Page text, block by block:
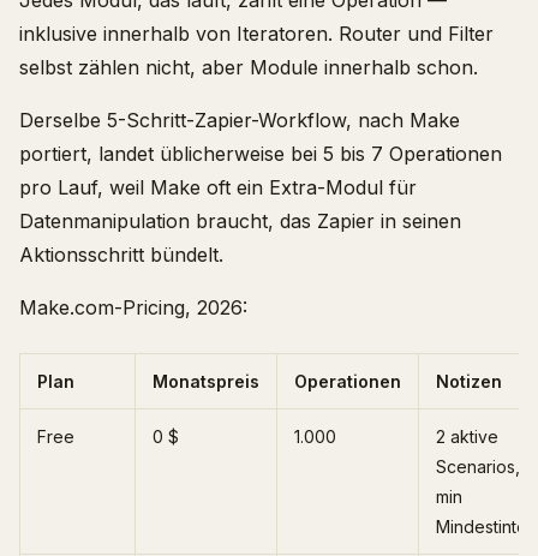
inklusive innerhalb von Iteratoren. Router und Filter
selbst zählen nicht, aber Module innerhalb schon.
Derselbe 5-Schritt-Zapier-Workflow, nach Make
portiert, landet üblicherweise bei 5 bis 7 Operationen
pro Lauf, weil Make oft ein Extra-Modul für
Datenmanipulation braucht, das Zapier in seinen
Aktionsschritt bündelt.
Make.com-Pricing, 2026:
Plan Monatspreis Operationen Notizen
Free 0 $ 1.000
2 aktive
Scenarios,
min